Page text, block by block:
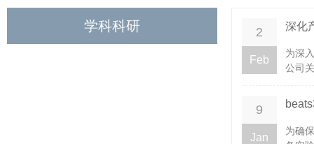
学科科研 2
Feb
深化
为深
公司
9
Jan
为确